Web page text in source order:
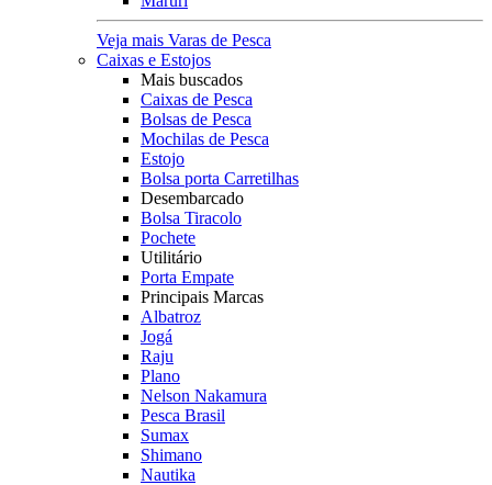
Veja mais Varas de Pesca
Caixas e Estojos
Mais buscados
Caixas de Pesca
Bolsas de Pesca
Mochilas de Pesca
Estojo
Bolsa porta Carretilhas
Desembarcado
Bolsa Tiracolo
Pochete
Utilitário
Porta Empate
Principais Marcas
Albatroz
Jogá
Raju
Plano
Nelson Nakamura
Pesca Brasil
Sumax
Shimano
Nautika